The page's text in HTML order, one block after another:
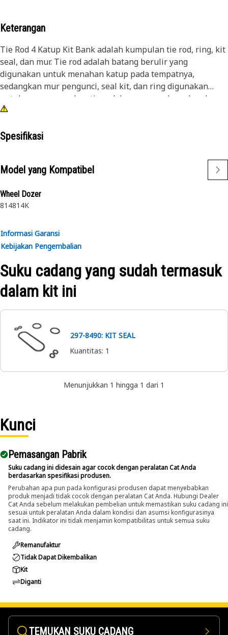
Keterangan
Tie Rod 4 Katup Kit Bank adalah kumpulan tie rod, ring, kit
seal, dan mur. Tie rod adalah batang berulir yang
digunakan untuk menahan katup pada tempatnya,
sedangkan mur pengunci, seal kit, dan ring digunakan
untuk mengencangkan tie rod dan mencegahnya kendur
selama pengoperasian. Ini memberikan stabilitas,
hidraulik, memastikan berfungsinya katup.
• Tahan terhadap beban berat, getaran, dan kondisi
• Dilengkapi dengan resistansi keausan dan kekuatan yang
baik
Aplikasi:
Tie Rod 4 Katup Tepi Kit memberikan solusi yang andal
guna menghubungkan dan mengencangkan katup
hidraulik.
Spesifikasi
Model yang Kompatibel
Wheel Dozer
814814K
Informasi Garansi
Kebijakan Pengembalian
Suku cadang yang sudah termasuk
dalam kit ini
297-8490: KIT SEAL
Kuantitas: 1
Menunjukkan 1 hingga 1 dari 1
Kunci
Pemasangan Pabrik
Suku cadang ini didesain agar cocok dengan peralatan Cat Anda
berdasarkan spesifikasi produsen.
Perubahan apa pun pada konfigurasi produsen dapat menyebabkan
produk menjadi tidak cocok dengan peralatan Cat Anda. Hubungi Dealer
Cat Anda sebelum melakukan pembelian untuk memastikan suku cadang ini
sesuai untuk peralatan Anda dalam kondisi dan asumsi konfigurasinya
saat ini. Indikator ini tidak menjamin kompatibilitas untuk semua suku
cadang.
Remanufaktur
Tidak Dapat Dikembalikan
Kit
Diganti
TEMUKAN SUKU CADANG